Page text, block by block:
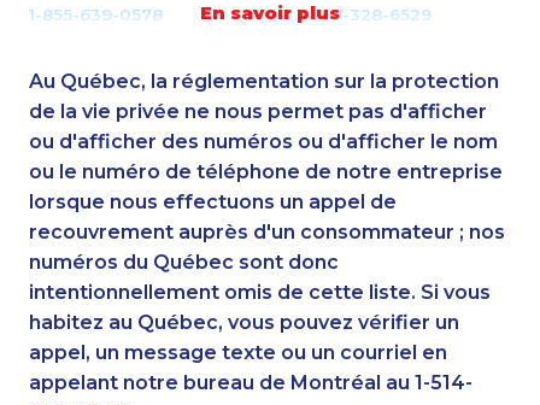
En savoir plus
1-855-639-0578
1-587-328-6529
1-778-401-2189
1-778-589-7225
1-506-265-4735
1-604-696-3032
1-902-706-0848
1-647-490-9021
1-587-319-2132
1-514-878-9907
1-587-328-6515
1-514-448-1285
1-877-788-1053
1-438-230-2034
1-587-328-6596
1-514-613-0164
1-778-589-7223
1-778-249-5015
1-438-289-3578
1-778-401-7162
1-780-936-8209
1-587-319-2106
1-579-267-0754
1-647-722-6257
Au Québec, la réglementation sur la protection
de la vie privée ne nous permet pas d'afficher
ou d'afficher des numéros ou d'afficher le nom
ou le numéro de téléphone de notre entreprise
lorsque nous effectuons un appel de
recouvrement auprès d'un consommateur ; nos
numéros du Québec sont donc
intentionnellement omis de cette liste. Si vous
habitez au Québec, vous pouvez vérifier un
appel, un message texte ou un courriel en
appelant notre bureau de Montréal au 1-514-